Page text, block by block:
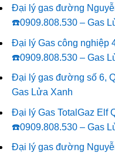
Đại lý gas đường
☎️0909.808.530 – Gas
Đại lý Gas công nghiệp
☎️0909.808.530 – Gas
Đại lý gas đường số 6,
Gas Lửa Xanh
Đại lý Gas TotalGaz Elf
☎️0909.808.530 – Gas
Đại lý gas đường